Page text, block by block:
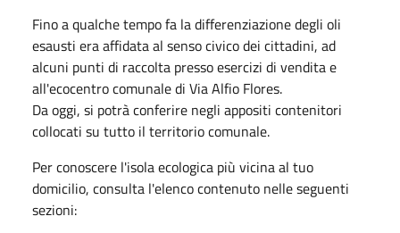
Fino a qualche tempo fa la differenziazione degli oli
esausti era affidata al senso civico dei cittadini, ad
alcuni punti di raccolta presso esercizi di vendita e
all'ecocentro comunale di Via Alfio Flores.
Da oggi, si potrà conferire negli appositi contenitori
collocati su tutto il territorio comunale.
Per conoscere l'isola ecologica più vicina al tuo
domicilio, consulta l'elenco contenuto nelle seguenti
sezioni: